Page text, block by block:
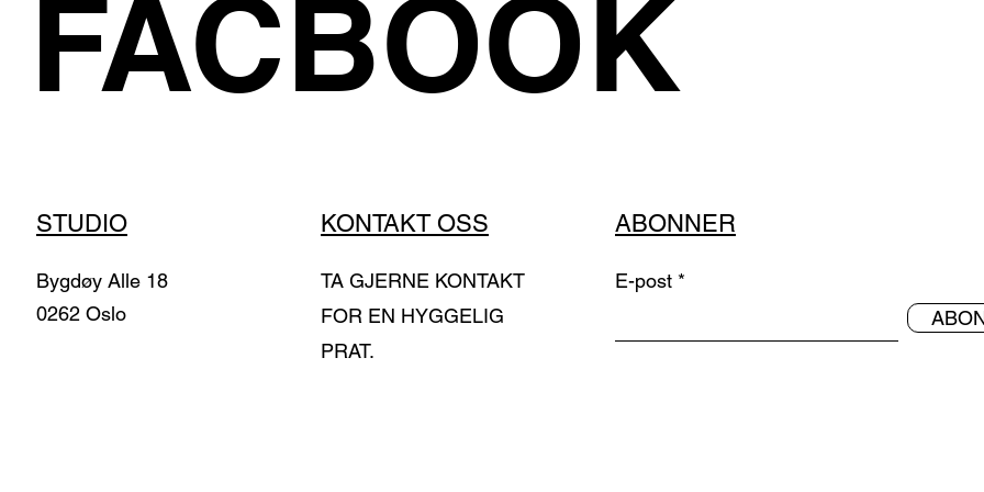
FACBOOK
STUDIO
Bygdøy Alle 18
0262 Oslo
KONTAKT OSS
TA GJERNE KONTAKT
FOR EN HYGGELIG
PRAT.
ABONNER
E-post